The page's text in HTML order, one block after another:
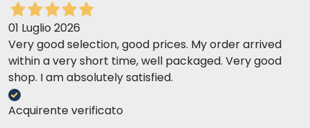
01 Luglio 2026
Very good selection, good prices. My order arrived
within a very short time, well packaged. Very good
shop. I am absolutely satisfied.
Acquirente verificato